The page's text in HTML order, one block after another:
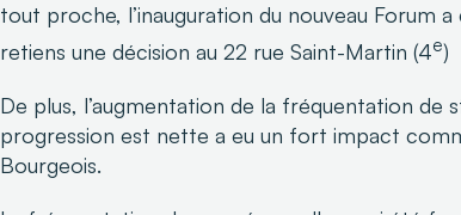
tout proche, l’inauguration du nouveau Forum
retiens une décision au 22 rue Saint-Martin (4e)
De plus, l’augmentation de la fréquentation de
progression est nette a eu un fort impact
Bourgeois.